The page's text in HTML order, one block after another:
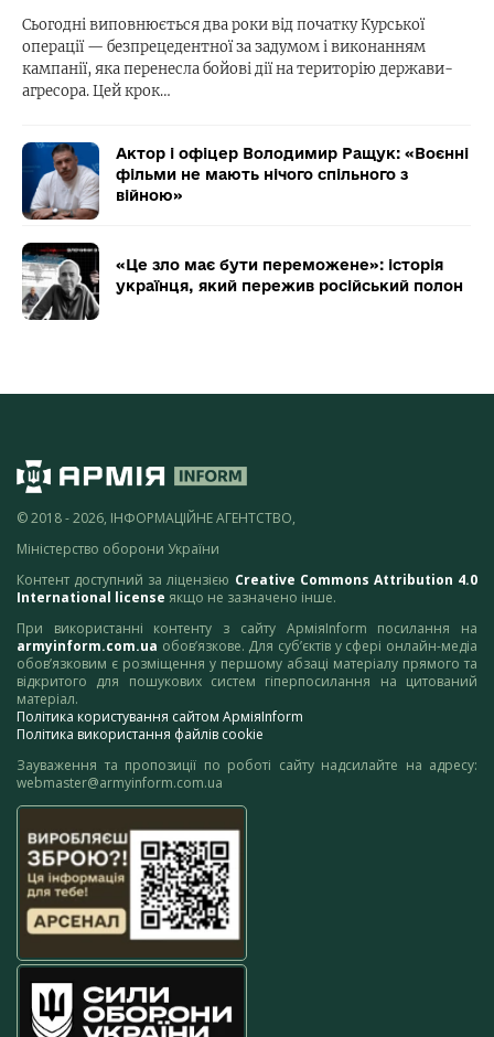
Сьогодні виповнюється два роки від початку Курської
операції — безпрецедентної за задумом і виконанням
кампанії, яка перенесла бойові дії на територію держави-
агресора. Цей крок…
Актор і офіцер Володимир Ращук: «Воєнні
фільми не мають нічого спільного з
війною»
«Це зло має бути переможене»: історія
українця, який пережив російський полон
© 2018 - 2026, ІНФОРМАЦІЙНЕ АГЕНТСТВО,
Міністерство оборони України
Контент доступний за ліцензією Creative Commons Attribution 4.0
International license якщо не зазначено інше.
При використанні контенту з сайту АрміяInform посилання на
armyinform.com.ua обов’язкове. Для суб’єктів у сфері онлайн-медіа
обов’язковим є розміщення у першому абзаці матеріалу прямого та
відкритого для пошукових систем гіперпосилання на цитований
матеріал.
Політика користування сайтом АрміяInform
Політика використання файлів cookie
Зауваження та пропозиції по роботі сайту надсилайте на адресу:
webmaster@armyinform.com.ua